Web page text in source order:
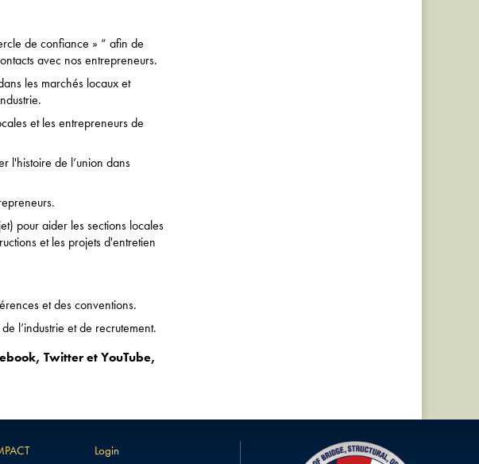
de confiance » “ afin de
avec nos entrepreneurs.
les marchés locaux et
et les entrepreneurs de
l'histoire de l’union dans
pour aider les sections locales
et les projets d'entretien
et des conventions.
l’industrie et de recrutement.
Twitter et YouTube,
Login